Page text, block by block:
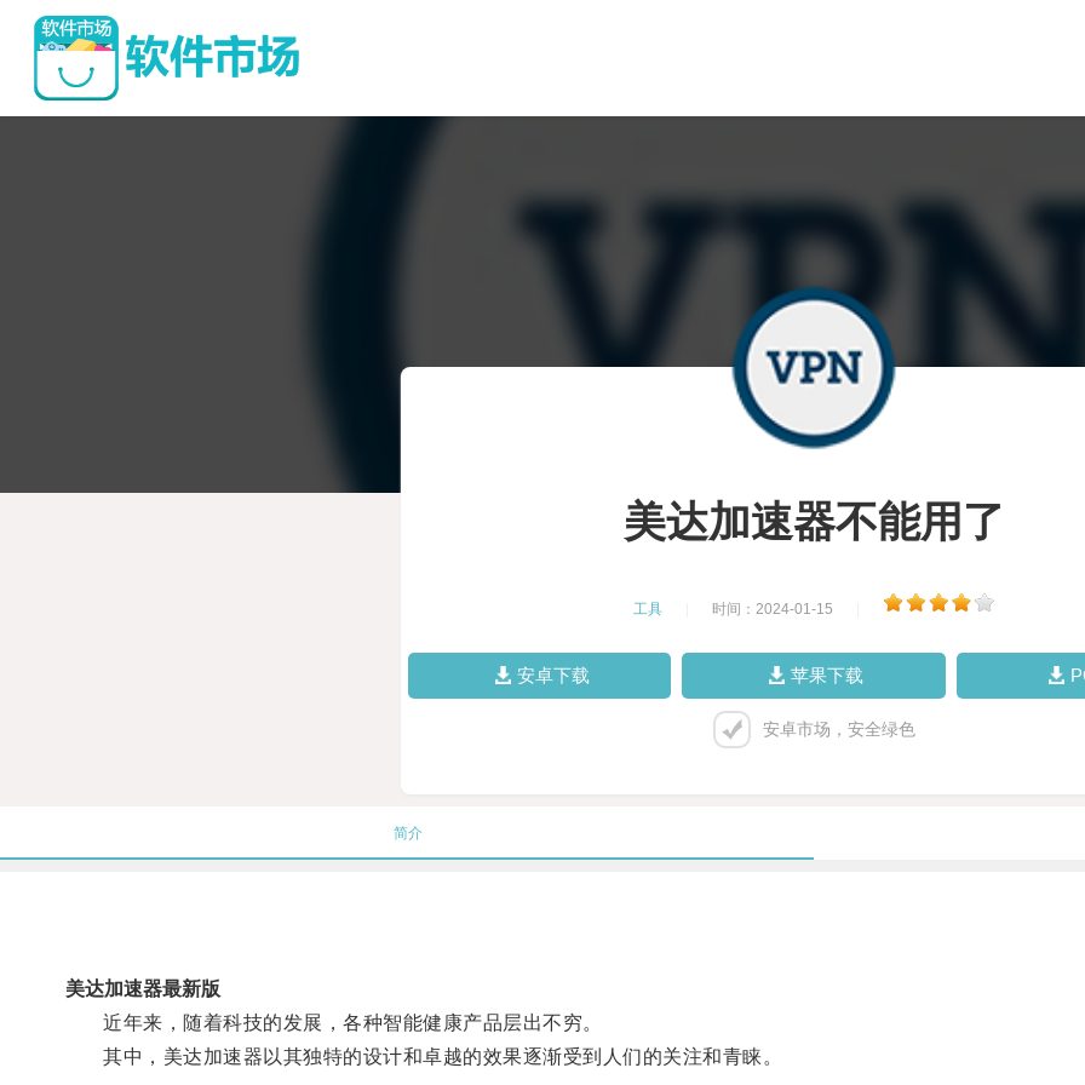
美达加速器不能用了
工具 时间：2024-01-15
安卓下载 苹果下载
安卓市场，安全绿色
简介
美达加速器最新版
近年来，随着科技的发展，各种智能健康产品层出不穷。
其中，美达加速器以其独特的设计和卓越的效果逐渐受到人们的关注和青睐。